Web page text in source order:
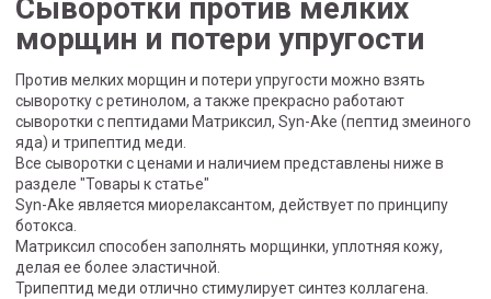
Сыворотки против мелких
морщин и потери упругости
Против мелких морщин и потери упругости можно взять
сыворотку с ретинолом, а также прекрасно работают
сыворотки с пептидами Матриксил, Syn-Ake (пептид змеиного
яда) и трипептид меди.
Все сыворотки с ценами и наличием представлены ниже в
разделе "Товары к статье"
Syn-Ake является миорелаксантом, действует по принципу
ботокса.
Матриксил способен заполнять морщинки, уплотняя кожу,
делая ее более эластичной.
Трипептид меди отлично стимулирует синтез коллагена.